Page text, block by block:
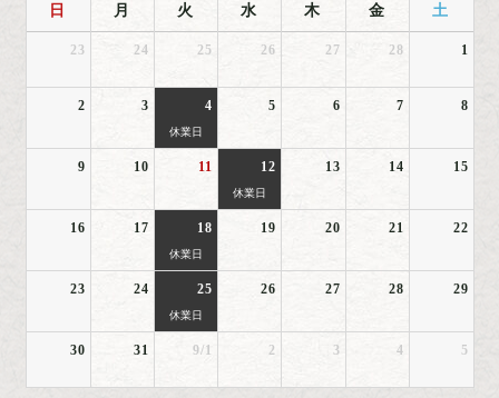
日 月 火 水 木 金 土
23 24 25 26 27 28 1
2 3 4
休業日
5 6 7 8
9 10 11 12
休業日
13 14 15
16 17 18
休業日
19 20 21 22
23 24 25
休業日
26 27 28 29
30 31 9/1 2 3 4 5